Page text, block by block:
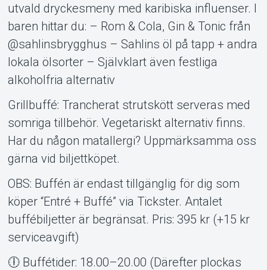
utvald dryckesmeny med karibiska influenser. I
baren hittar du: – Rom & Cola, Gin & Tonic från
@sahlinsbrygghus – Sahlins öl på tapp + andra
lokala ölsorter – Självklart även festliga
alkoholfria alternativ
Grillbuffé: Trancherat strutskött serveras med
somriga tillbehör. Vegetariskt alternativ finns.
Har du någon matallergi? Uppmärksamma oss
gärna vid biljettköpet.
OBS: Buffén är endast tillgänglig för dig som
köper “Entré + Buffé” via Tickster. Antalet
buffébiljetter är begränsat. Pris: 395 kr (+15 kr
serviceavgift)
🕕 Buffétider: 18.00–20.00 (Därefter plockas